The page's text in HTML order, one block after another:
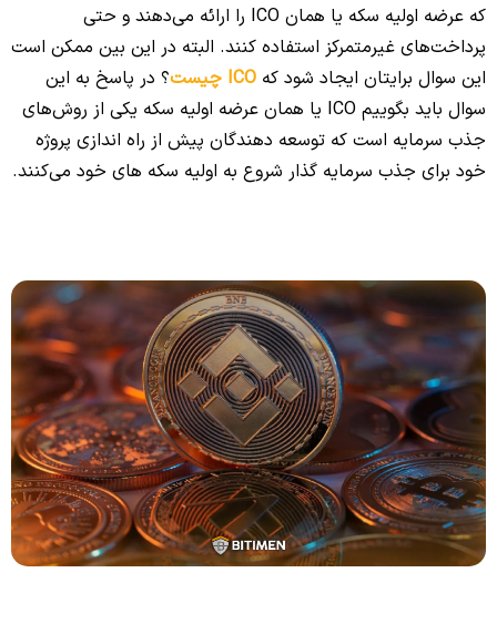
که عرضه اولیه سکه یا همان ICO را ارائه می‌دهند و حتی
پرداخت‌های غیرمتمرکز استفاده کنند. البته در این بین ممکن است
این سوال برایتان ایجاد شود که ICO چیست
؟ در پاسخ به این
سوال باید بگوییم ICO یا همان عرضه اولیه سکه یکی از روش‌های
جذب سرمایه است که توسعه دهندگان پیش از راه اندازی پروژه
خود برای جذب سرمایه گذار شروع به اولیه سکه های خود می‌کنند.